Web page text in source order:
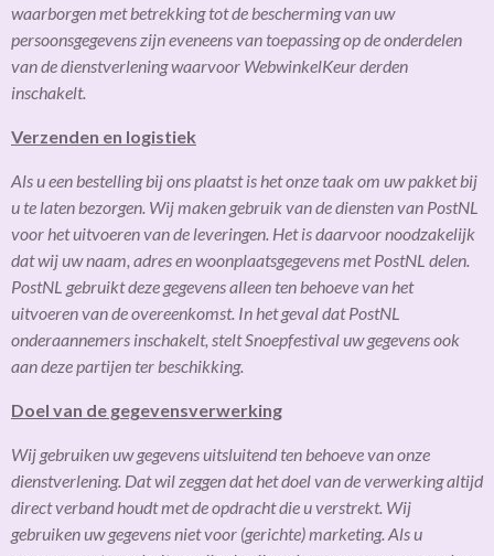
waarborgen met betrekking tot de bescherming van uw
persoonsgegevens zijn eveneens van toepassing op de onderdelen
van de dienstverlening waarvoor WebwinkelKeur derden
inschakelt.
Verzenden en logistiek
Als u een bestelling bij ons plaatst is het onze taak om uw pakket bij
u te laten bezorgen. Wij maken gebruik van de diensten van PostNL
voor het uitvoeren van de leveringen. Het is daarvoor noodzakelijk
dat wij uw naam, adres en woonplaatsgegevens met PostNL delen.
PostNL gebruikt deze gegevens alleen ten behoeve van het
uitvoeren van de overeenkomst. In het geval dat PostNL
onderaannemers inschakelt, stelt Snoepfestival uw gegevens ook
aan deze partijen ter beschikking.
Doel van de gegevensverwerking
Wij gebruiken uw gegevens uitsluitend ten behoeve van onze
dienstverlening. Dat wil zeggen dat het doel van de verwerking altijd
direct verband houdt met de opdracht die u verstrekt. Wij
gebruiken uw gegevens niet voor (gerichte) marketing. Als u